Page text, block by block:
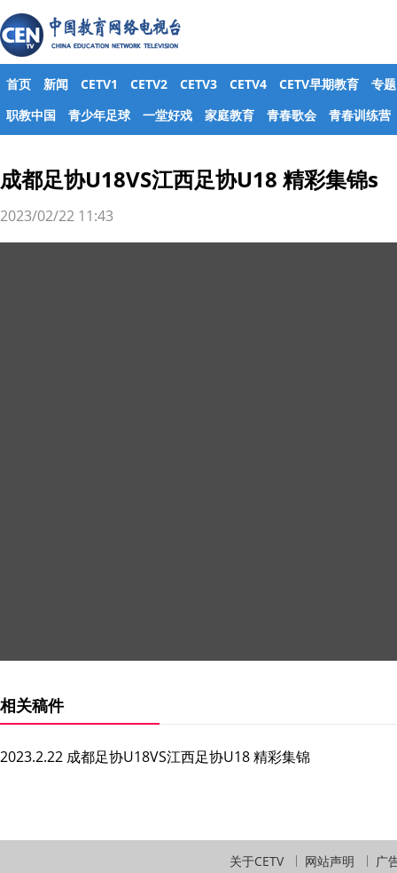
首页 新闻 CETV1 CETV2 CETV3 CETV4 CETV早期教育
专题
职教中国
青少年足球 一堂好戏 家庭教育 青春歌会 青春训练营
成都足协U18VS江西足协U18 精彩集锦s
2023/02/22 11:43
相关稿件
2023.2.22 成都足协U18VS江西足协U18 精彩集锦
关于CETV 网站声明 广